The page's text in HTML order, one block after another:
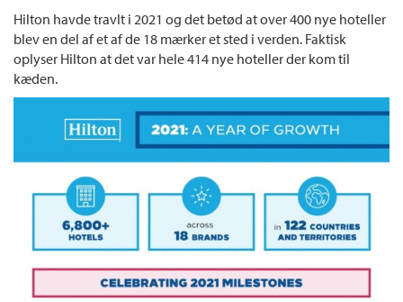
Hilton havde travlt i 2021 og det betød at over 400 nye hoteller
blev en del af et af de 18 mærker et sted i verden. Faktisk
oplyser Hilton at det var hele 414 nye hoteller der kom til
kæden.